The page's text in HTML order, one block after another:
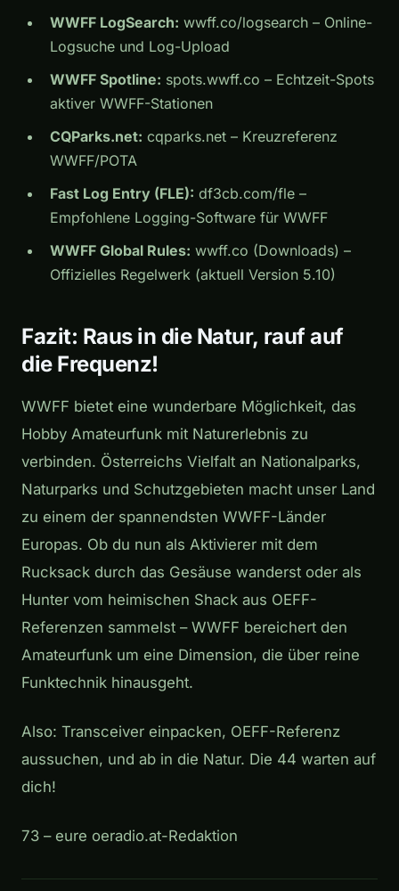
WWFF LogSearch: wwff.co/logsearch – Online-
Logsuche und Log-Upload
WWFF Spotline: spots.wwff.co – Echtzeit-Spots
aktiver WWFF-Stationen
CQParks.net: cqparks.net – Kreuzreferenz
WWFF/POTA
Fast Log Entry (FLE): df3cb.com/fle –
Empfohlene Logging-Software für WWFF
WWFF Global Rules: wwff.co (Downloads) –
Offizielles Regelwerk (aktuell Version 5.10)
Fazit: Raus in die Natur, rauf auf
die Frequenz!
WWFF bietet eine wunderbare Möglichkeit, das
Hobby Amateurfunk mit Naturerlebnis zu
verbinden. Österreichs Vielfalt an Nationalparks,
Naturparks und Schutzgebieten macht unser Land
zu einem der spannendsten WWFF-Länder
Europas. Ob du nun als Aktivierer mit dem
Rucksack durch das Gesäuse wanderst oder als
Hunter vom heimischen Shack aus OEFF-
Referenzen sammelst – WWFF bereichert den
Amateurfunk um eine Dimension, die über reine
Funktechnik hinausgeht.
Also: Transceiver einpacken, OEFF-Referenz
aussuchen, und ab in die Natur. Die 44 warten auf
dich!
73 – eure oeradio.at-Redaktion